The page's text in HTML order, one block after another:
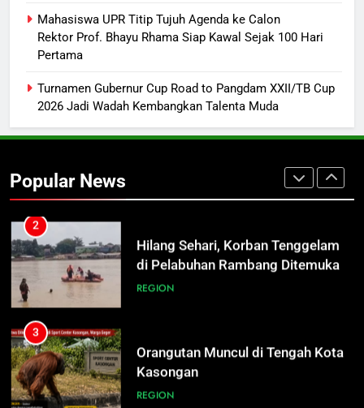
Mahasiswa UPR Titip Tujuh Agenda ke Calon
Rektor Prof. Bhayu Rhama Siap Kawal Sejak 100 Hari
Pertama
Turnamen Gubernur Cup Road to Pangdam XXII/TB Cup
2026 Jadi Wadah Kembangkan Talenta Muda
Popular News
1
Tak Harus Pesan Berkali-kali,
Hilang Sehari, Korban Tenggelam
di Pelabuhan Rambang Ditemukan
3
Orangutan Muncul di Tengah Kota
Kasongan
REGION
4
Mahasiswa UPR Titip Tujuh
Agenda ke Calon Rektor Prof.
Bhayu Rhama Siap Kawal Sejak
REGION